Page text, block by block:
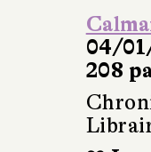
04/
208